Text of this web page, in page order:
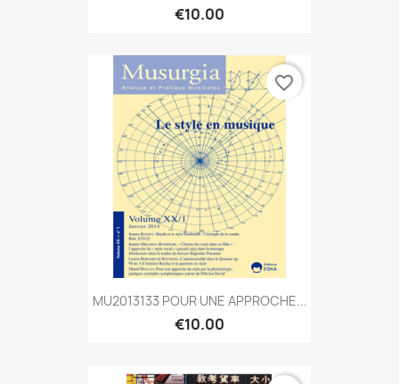
€10.00
MU2013133 POUR UNE APPROCHE...
€10.00
favorite_border